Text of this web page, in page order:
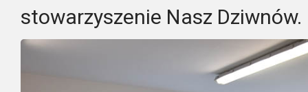
stowarzyszenie Nasz Dziwnów.